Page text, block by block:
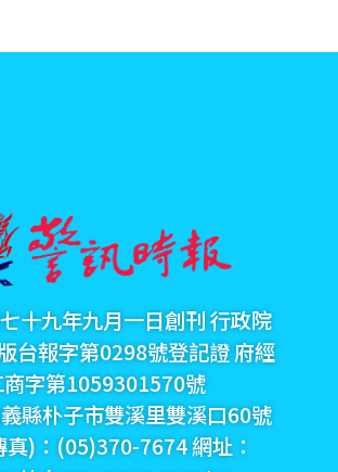
十九年九月一日創刊 行政院
台報字第0298號登記證 府經
字第1059301570號
縣朴子市雙溪里雙溪口60號
)：(05)370-7674 網址：